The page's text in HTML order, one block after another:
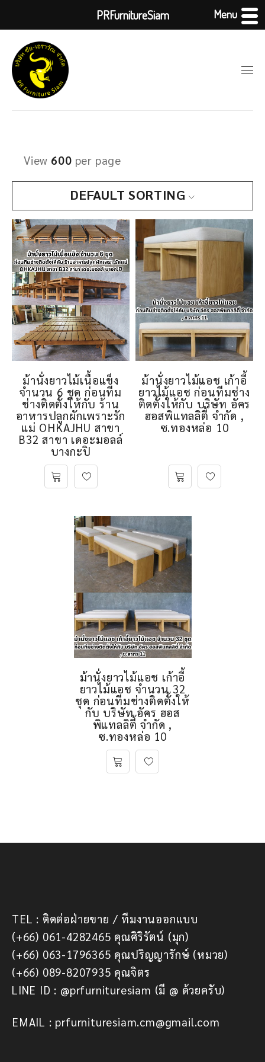
DEFAULT SORTING
View 600 per page
ม้านั่งยาวไม้เนื้อแข็ง
จำนวน 6 ชุด ก่อนทีม
ช่างติดตั้งให้กับ ร้าน
อาหารปลูกผักเพราะรัก
แม่ OHKAJHU สาขา
B32 สาขา เดอะมอลล์
บางกะปิ
ม้านั่งยาวไม้แอช เก้าอี้
ยาวไม้แอช ก่อนทีมช่าง
ติดตั้งให้กับ บริษัท อัคร
ฮอสพิแทลลิตี้ จำกัด ,
ซ.ทองหล่อ 10
ม้านั่งยาวไม้แอช เก้าอี้
ยาวไม้แอช จำนวน 32
ชุด ก่อนทีมช่างติดตั้งให้
กับ บริษัท อัคร ฮอส
พิแทลลิตี้ จำกัด ,
ซ.ทองหล่อ 10
TEL : ติดต่อฝ่ายขาย / ทีมงานออกแบบ
(+66) 061-4282465 คุณศิริรัตน์ (มุก)
(+66) 063-1796365 คุณปริญญารักษ์ (หมวย)
(+66) 089-8207935 คุณจิตร
LINE ID : @prfurnituresiam (มี @ ด้วยครับ)
EMAIL : prfurnituresiam.cm@gmail.com
PRFurnitureSiam Menu